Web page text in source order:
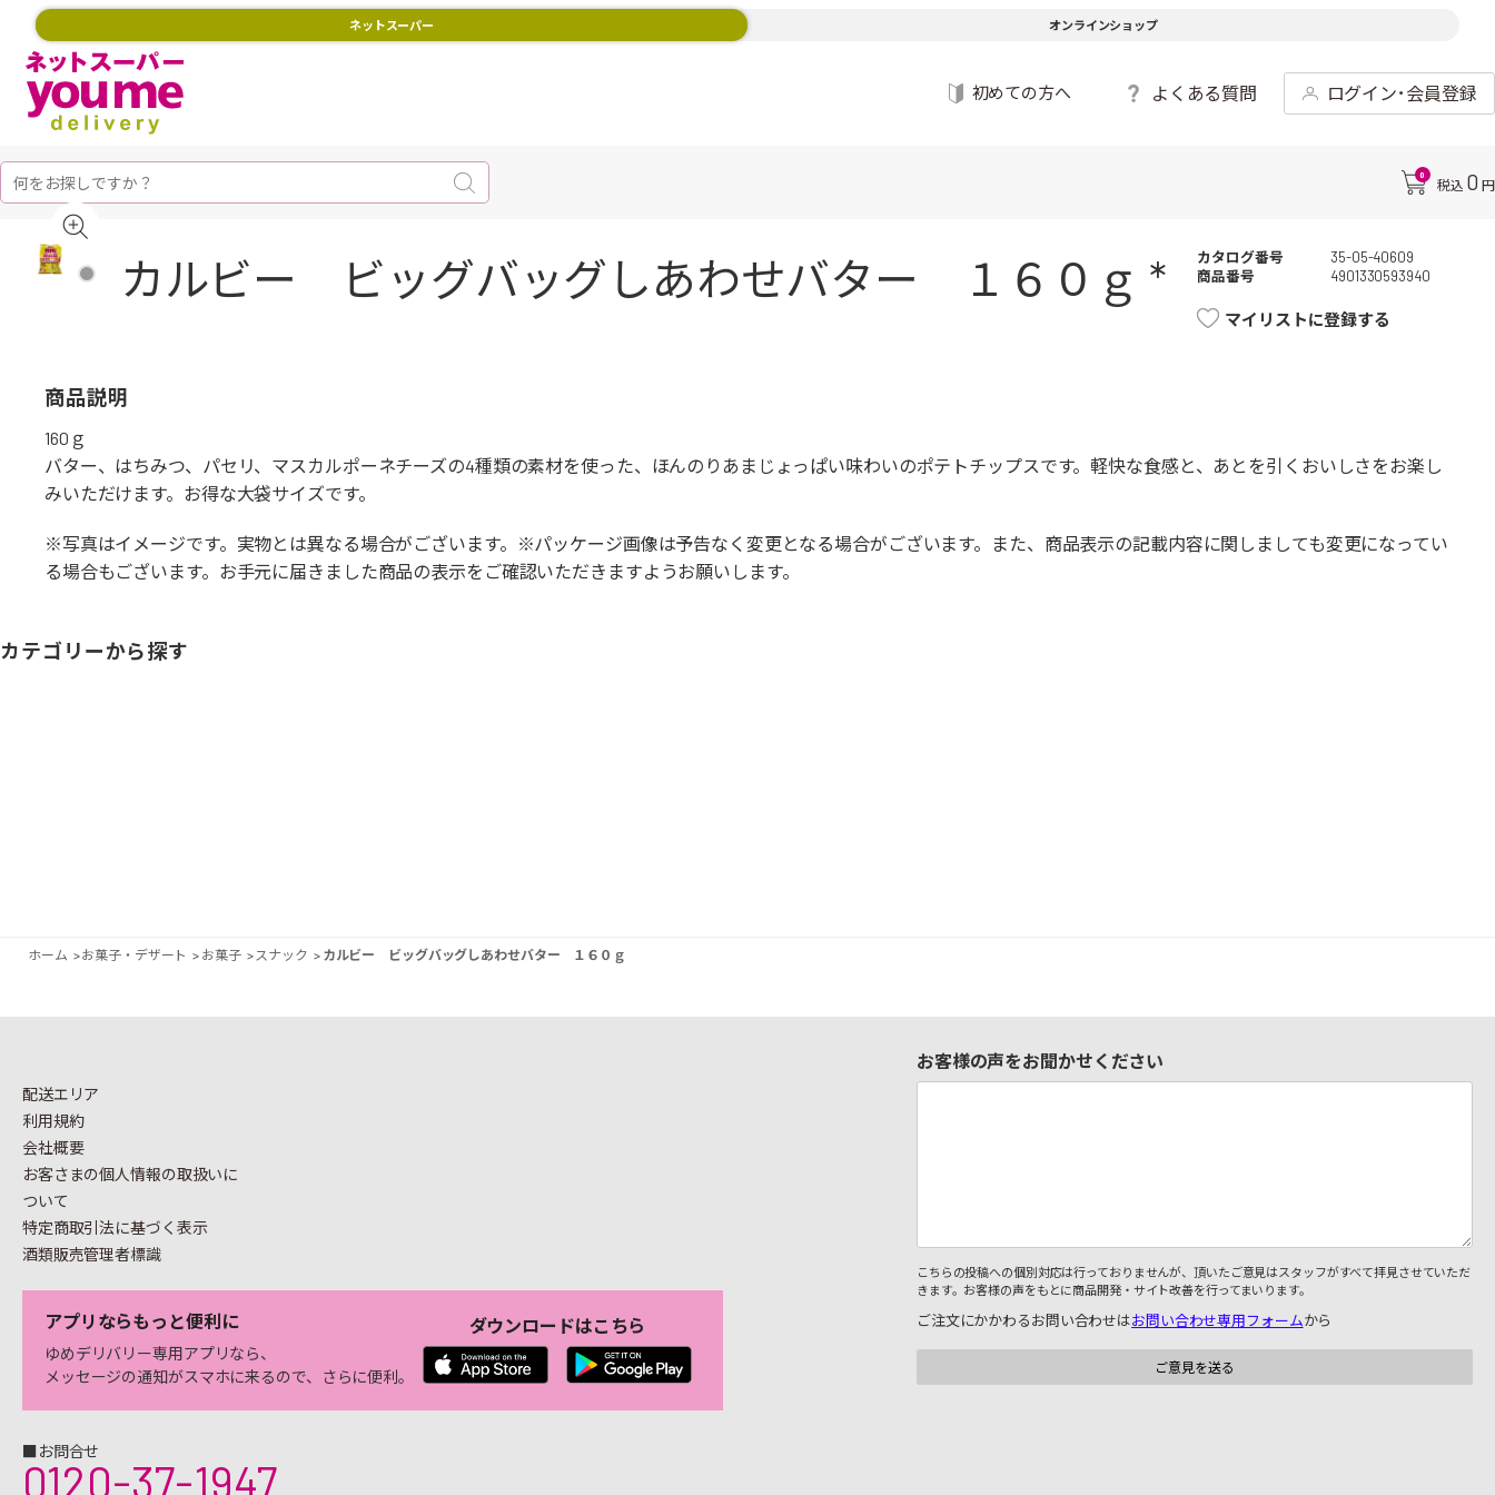
ネットスーパー オンラインショップ
初めての方へ よくある質問 ログイン･会員登録
0
税込 0 円
カルビー ビッグバッグしあわせバター １６０ｇ * カタログ番号
35-05-40609
商品番号
4901330593940
マイリストに登録する
商品説明
160ｇ
バター、はちみつ、パセリ、マスカルポーネチーズの4種類の素材を使った、ほんのりあまじょっぱい味わいのポテトチップスです。軽快な食感と、あとを引くおいしさをお楽し
みいただけます。お得な大袋サイズです。
※写真はイメージです。実物とは異なる場合がございます。※パッケージ画像は予告なく変更となる場合がございます。また、商品表示の記載内容に関しましても変更になってい
る場合もございます。お手元に届きました商品の表示をご確認いただきますようお願いします。
カテゴリーから探す
ホーム >お菓子・デザート > お菓子 > スナック > カルビー ビッグバッグしあわせバター １６０ｇ
配送エリア
利用規約
会社概要
お客さまの個人情報の取扱いに
ついて
特定商取引法に基づく表示
酒類販売管理者標識
アプリならもっと便利に
ゆめデリバリー専用アプリなら、
メッセージの通知がスマホに来るので、さらに便利。
ダウンロードはこちら
■お問合せ
0120-37-1947
お客様の声をお聞かせください
こちらの投稿への個別対応は行っておりませんが、頂いたご意見はスタッフがすべて拝見させていただ
きます。お客様の声をもとに商品開発・サイト改善を行ってまいります。
ご注文にかかわるお問い合わせはお問い合わせ専用フォームから